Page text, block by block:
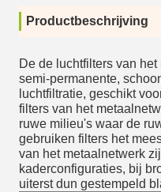
Productbeschrijving
De de luchtfilters van
semi-permanente,
luchtfiltratie, geschikt
filters van het
ruwe milieu's waar de
gebruiken filters het
van het metaalnetwerk
kaderconfiguraties, bij
uiterst dun gestempeld